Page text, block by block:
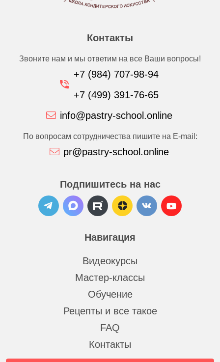
Навигация
Видеокурсы
Мастер-классы
Обучение
Рецепты и все такое
FAQ
Контакты
Контакты
Звоните нам и мы ответим на все Ваши вопросы!
+7 (984) 707-98-94
+7 (499) 391-76-65
info@pastry-school.online
По вопросам сотрудничества пишите на E-mail:
pr@pastry-school.online
Подпишитесь на нас